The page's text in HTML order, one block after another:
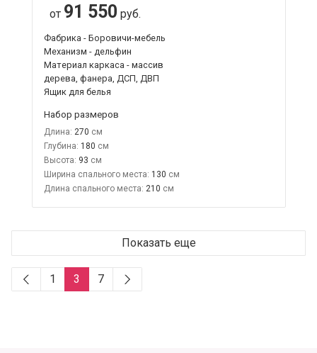
от 91 550 руб.
Фабрика - Боровичи-мебель
Механизм - дельфин
Материал каркаса - массив
дерева, фанера, ДСП, ДВП
Ящик для белья
Набор размеров
Длина: 270
Глубина: 180
Высота: 93
Ширина спального места: 130
Длина спального места: 210
Показать еще
1 3 7